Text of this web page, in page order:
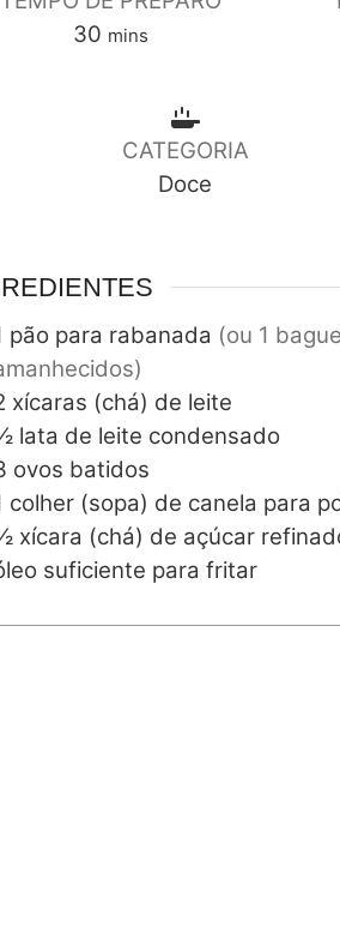
30 mins
CATEGORIA
Doce
pão para rabanada (ou 1
xícaras (chá) de leite
lata de leite condensado
ovos batidos
colher (sopa) de canela para
xícara (chá) de açúcar
suficiente para fritar